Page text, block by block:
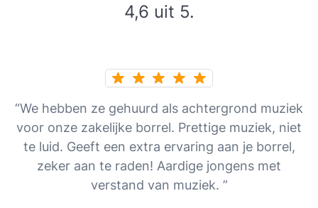
4,6 uit 5.
“We hebben ze gehuurd als achtergrond muziek
voor onze zakelijke borrel. Prettige muziek, niet
te luid. Geeft een extra ervaring aan je borrel,
zeker aan te raden! Aardige jongens met
verstand van muziek. ”